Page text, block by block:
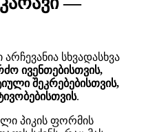
სხვადასხვა
ივენთებისთვის,
შეკრებებისთვის,
.
პიკის ფორმის